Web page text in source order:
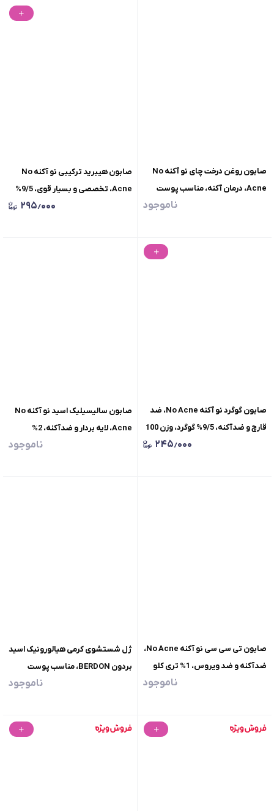
صابون روغن درخت چای نو آکنه No
Acne، درمان آکنه، مناسب پوست
ناموجود
صابون هیبرید ترکیبی نو آکنه No
Acne، تخصصی و بسیار قوی، 9/5%
گوگرد - 3% سالیسیلیک اسید 0/5%
۲۹۵٫۰۰۰
صابون گوگرد نو آکنه No Acne، ضد
قارچ و ضدآکنه، 9/5% گوگرد، وزن 100
۲۴۵٫۰۰۰
صابون سالیسیلیک اسید نو آکنه No
Acne، لایه بردار و ضدآکنه، 2%
سالیسیلیک اسید - 0/5% جلبکناموجود
صابون تی سی سی نو آکنه No Acne،
ضدآکنه و ضد ویروس، 1% تری کلو
ناموجود
ژل شستشوی کرمی هیالورونیک اسید
بردون BERDON، مناسب پوست
ناموجود